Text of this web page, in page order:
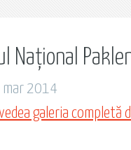
Național
mar 2014
galeria completă